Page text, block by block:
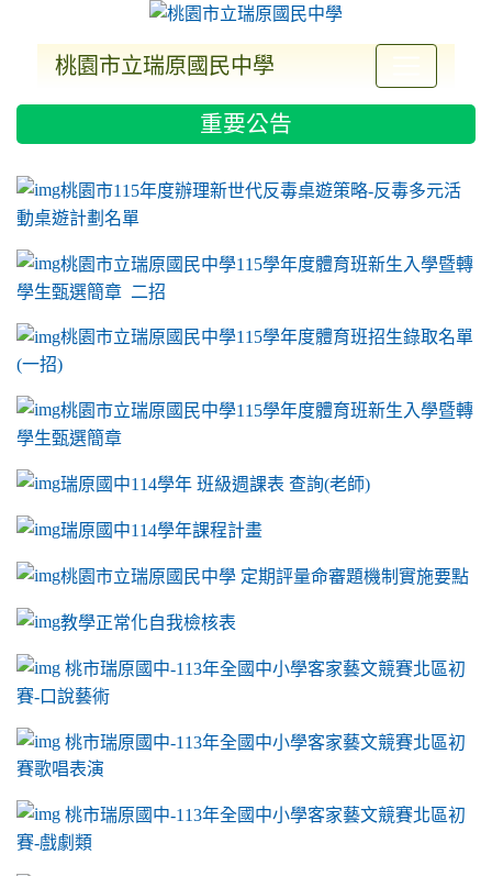
桃園市立瑞原國民中學
重要公告
link to https://sites.google.com/a/m2.ryjh.tyc.edu.tw/ryjh011/
桃園市115年度辦理新世代反毒桌遊策略-反毒多元活
動桌遊計劃名單
桃園市立瑞原國民中學115學年度體育班新生入學暨轉
學生甄選簡章 二招
桃園市立瑞原國民中學115學年度體育班招生錄取名單
(一招)
桃園市立瑞原國民中學115學年度體育班新生入學暨轉
學生甄選簡章
瑞原國中114學年 班級週課表 查詢(老師)
瑞原國中114學年課程計畫
link to https://sites.google.com/a/m2.ryjh.tyc.edu.tw/ryjh011/
桃園市立瑞原國民中學 定期評量命審題機制實施要點
link to https://sites.google.com/a/m2.ryjh.tyc.edu.tw/
教學正常化自我檢核表
link to mailto:ryjh520@m2.ryjh.tyc.edu.tw
link to mailto:ryjh520@m2.ryjh.tyc.edu.tw
ink to mailto:ryjh520@m2.ryjh.tyc.edu.tw
link to mailto:ryjh520@m2.ryjh.tyc.edu.tw
link to mailto:ryjh520@m2.ryjh.tyc.edu.tw
ink to mailto:ryjh520@m2.ryjh.tyc.edu.tw
ink to mailto:ryjh520@m2.ryjh.tyc.edu.tw
link to https://sites.google.com/a/m2.ryjh.tyc.edu.tw/ryjh011/
ink to mailto:ryjh520@m2.ryjh.tyc.edu.tw
link to https://tyc.entry.edu.tw/NoExamImitate_TL/
桃市瑞原國中-113年全國中小學客家藝文競賽北區初
賽-口說藝術
link to https://tyc.entry.edu.tw/NoExamImitate_TL/
桃市瑞原國中-113年全國中小學客家藝文競賽北區初
賽歌唱表演
link to https://tyc.entry.edu.tw/NoExamImitate_TL/
桃市瑞原國中-113年全國中小學客家藝文競賽北區初
賽-戲劇類